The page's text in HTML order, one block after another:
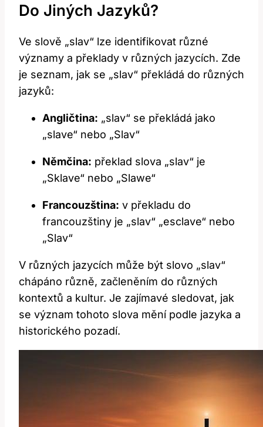
Do Jiných Jazyků?
Ve slově „slav“ lze identifikovat různé
významy a překlady v různých jazycích. Zde
je seznam, jak se „slav“ překládá do různých
jazyků:
Angličtina: „slav“ se překládá jako
„slave“ nebo „Slav“
Němčina: překlad slova „slav“ je
„Sklave“ nebo „Slawe“
Francouzština: v překladu do
francouzštiny je „slav“ „esclave“ nebo
„Slav“
V různých jazycích může být slovo „slav“
chápáno různě, začleněním do různých
kontextů a kultur. Je zajímavé sledovat, jak
se význam tohoto slova mění podle jazyka a
historického pozadí.